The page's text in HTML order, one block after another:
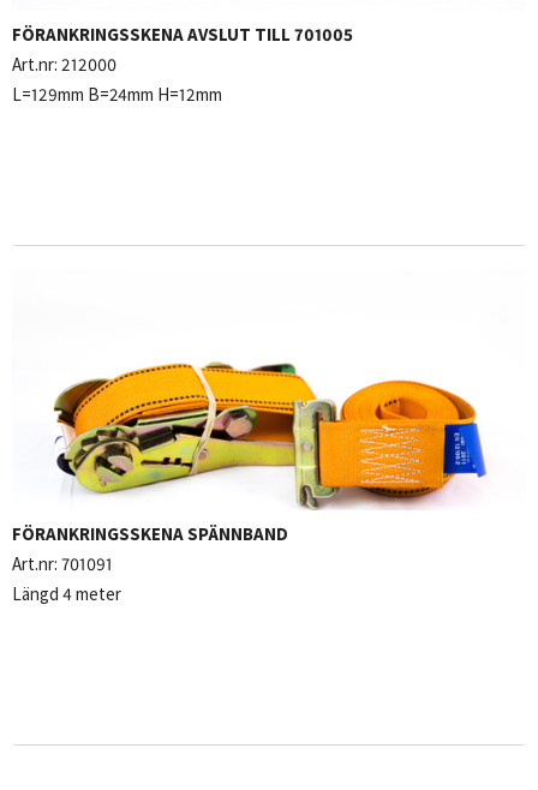
FÖRANKRINGSSKENA AVSLUT TILL 701005
Art.nr: 212000
L=129mm B=24mm H=12mm
FÖRANKRINGSSKENA SPÄNNBAND
Art.nr: 701091
Längd 4 meter